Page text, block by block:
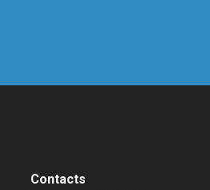
Contacts